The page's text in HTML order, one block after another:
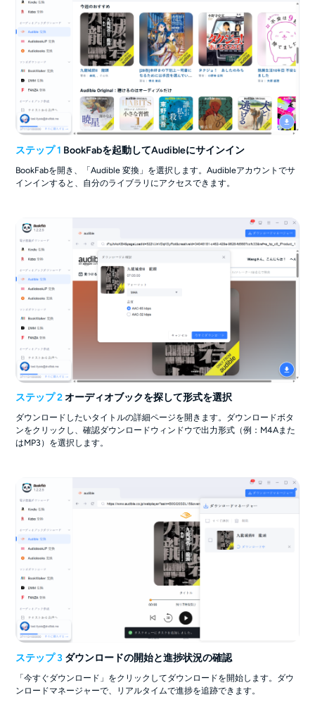
ステップ 1 BookFabを起動してAudibleにサインイン
BookFabを開き、「Audible 変換」を選択します。Audibleアカウントでサ
インインすると、自分のライブラリにアクセスできます。
ステップ 2オーディオブックを探して形式を選択
ダウンロードしたいタイトルの詳細ページを開きます。ダウンロードボタ
ンをクリックし、確認ダウンロードウィンドウで出力形式（例：M4Aまた
はMP3）を選択します。
ステップ 3 ダウンロードの開始と進捗状況の確認
「今すぐダウンロード」をクリックしてダウンロードを開始します。ダウ
ンロードマネージャーで、リアルタイムで進捗を追跡できます。